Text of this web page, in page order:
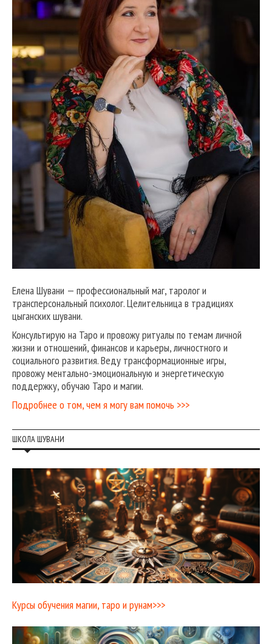
Елена Шувани — профессиональный маг, таролог и
трансперсональный психолог. Целительница в традициях
цыганских шувани.
Консультирую на Таро и провожу ритуалы по темам личной
жизни и отношений, финансов и карьеры, личностного и
социального развития. Веду трансформационные игры,
провожу ментально-эмоциональную и энергетическую
поддержку, обучаю Таро и магии.
Подробнее о том, чем я могу вам помочь >>>
ШКОЛА ШУВАНИ
Курсы обучения магии, таро и рунам>>>